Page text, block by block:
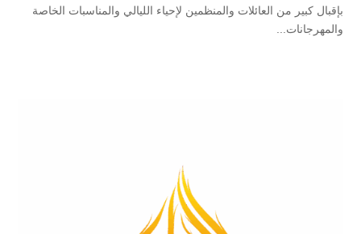
بإقبال كبير من العائلات والمنظمين لإحياء الليالي والمناسبات الخاصة
والمهرجانات...